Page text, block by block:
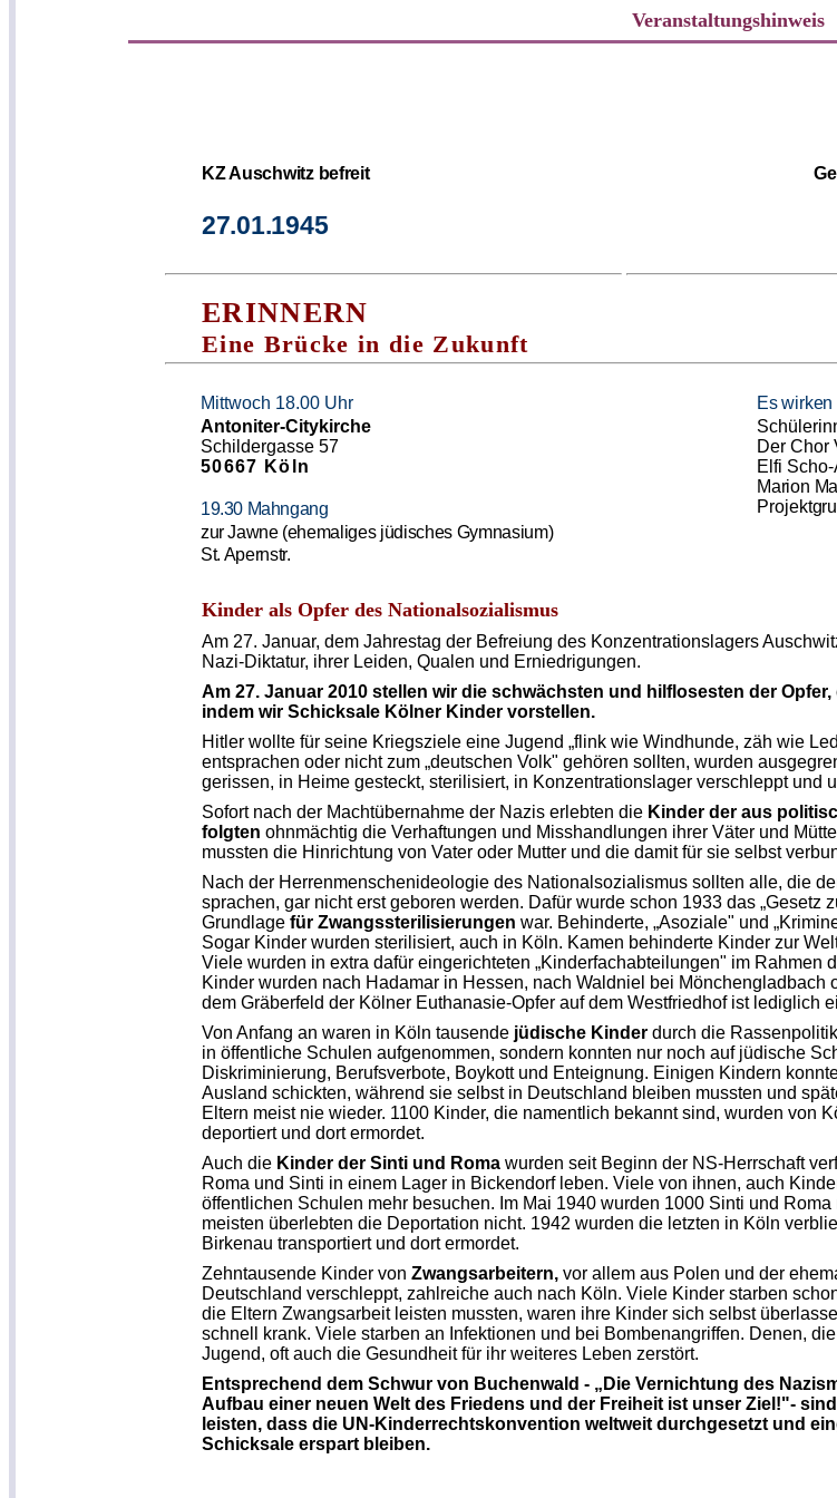
Veranstaltungshinweis
KZ Auschwitz befreit
27.01.1945
ERINNERN
Eine Brücke in die Zukunft
Mittwoch 18.00 Uhr
Antoniter-Citykirche
Schildergasse 57
50667 Köln
19.30 Mahngang
zurJawne (ehemaliges jüdisches Gymnasium)
St. Apernstr.
Es wirken
Schü
Der Chor
Elfi Scho-
Marion
Kinder als Opfer des Nationalsozialismus
Am 27. Januar, dem Jahrestag der Befreiung des Konzentrationslagers
Nazi-Dikta­tur, ihrer Leiden, Qualen und Erniedrigungen.
Am 27. Januar 2010 stellen wir die schwäch­sten und hilflosesten der
indem wir Schicksale Kölner Kinder vorstellen.
Hitler wollte für seine Kriegsziele eine Jugend „flink wie Windhunde, zäh wie
entsprachen oder nicht zum „deutschen Volk" gehören sollten, wurden
gerissen, in Heime gesteckt, sterilisiert, in Konzentrations­lager verschleppt und
Sofort nach der Machtübernahme der Nazis erlebten die Kinder der aus
folgten ohnmächtig die Verhaftungen und Miss­handlungen ihrer Väter und
mussten die Hinrichtung von Vater oder Mutter und die damit für sie selbst
Nach der Herrenmenschenideologie des Na­tionalsozialismus sollten alle, die
sprachen, gar nicht erst geboren werden. Dafür wurde schon 1933 das
Grund­lage für Zwangssterilisierungen war. Behinder­te, „Asoziale" und
Sogar Kinder wurden sterilisiert, auch in Köln. Kamen behin­derte Kinder zur
Viele wurden in extra dafür eingerichteten „Kinderfachabteilungen" im Rahmen
Kinder wurden nach Hadamar in Hessen, nach Waldniel bei Mönchengladbach
dem Gräberfeld der Kölner Euthanasie-Opfer auf dem Westfriedhof ist lediglich
Von Anfang an waren in Köln tausende jüdische Kinder durch die
in öffentliche Schulen aufgenommen, sondern konnten nur noch auf jüdische
Diskri­minierung, Berufsverbote, Boykott und Enteig­nung. Einigen Kindern
Ausland schickten, während sie selbst in Deutschland bleiben mussten und
Eltern meist nie wieder. 1100 Kinder, die namentlich bekannt sind, wurden von
deportiert und dort ermordet.
Auch die Kinder der Sinti und Roma wurden seit Beginn der NS-Herrschaft
Roma und Sinti in einem Lager in Bickendorfleben. Viele von ihnen, auch
öffentlichen Schulen mehr besuchen. Im Mai 1940 wurden 1000 Sinti und
meisten überlebten die De­portation nicht. 1942 wurden die letzten in Köln
Birkenau transportiert und dort er­mordet.
Zehntausende Kinder von Zwangsarbeitern, vor allem aus Polen und der
Deutschland verschleppt, zahlreiche auch nach Köln. Viele Kinder starben
die Eltern Zwangsarbeit leisten mussten, waren ihre Kinder sich selbst
schnell krank. Viele starben an Infektionen und bei Bombenangriffen. Denen,
Jugend, oft auch die Gesundheit für ihr weiteres Leben zerstört.
Entsprechend dem Schwur von Buchenwald - „Die Vernichtung des
Aufbau einer neuen Welt des Friedens und der Freiheit ist unser Ziel!"-
leisten, dass die UN-Kinderrechtskonvention weltweit durch­gesetzt und
Schicksale erspart blei­ben.